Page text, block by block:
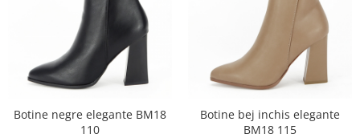
Botine negre elegante BM18
110
Botine bej inchis elegante
BM18 115